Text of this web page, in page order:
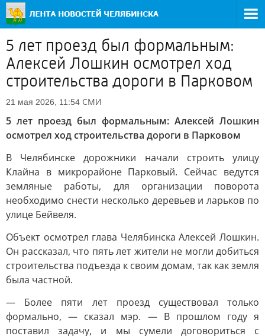
5 лет проезд был формальным:
Алексей Лошкин осмотрел ход
строительства дороги в Парковом
21 мая 2026, 11:54 СМИ
5 лет проезд был формальным: Алексей Лошкин
осмотрел ход строительства дороги в Парковом
В Челябинске дорожники начали строить улицу
Клайна в микрорайоне Парковый. Сейчас ведутся
земляные работы, для организации поворота
необходимо снести несколько деревьев и ларьков по
улице Бейвеля.
Объект осмотрел глава Челябинска Алексей Лошкин.
Он рассказал, что пять лет жители не могли добиться
строительства подъезда к своим домам, так как земля
была частной.
— Более пяти лет проезд существовал только
формально, — сказал мэр. — В прошлом году я
поставил задачу, и мы сумели договориться с